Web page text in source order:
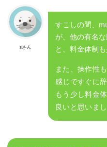
sさん
すこしの間、
が、他の有名
と、料金体制
また、操作性
感じですぐに
もう少し料金
良いと思いまし